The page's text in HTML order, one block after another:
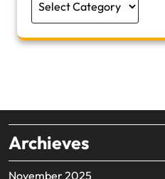
Archieves
November 2025